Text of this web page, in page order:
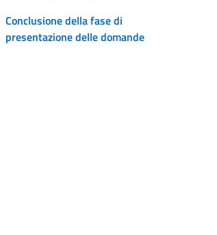
Conclusione della fase di
presentazione delle domande